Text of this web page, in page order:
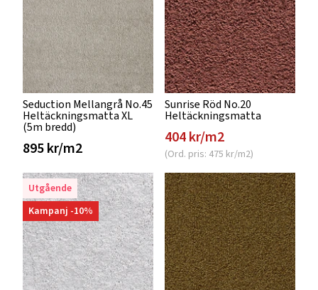
Seduction Mellangrå No.45
Heltäckningsmatta XL
(5m bredd)
895 kr/m2
Sunrise Röd No.20
Heltäckningsmatta
404 kr/m2
(Ord. pris: 475 kr/m2)
Utgående
Kampanj -10%